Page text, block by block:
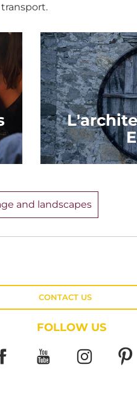
and landscapes
CONTACT US
FOLLOW US